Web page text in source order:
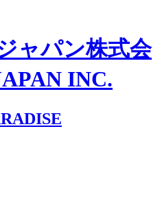
ャパン株式会
INC.